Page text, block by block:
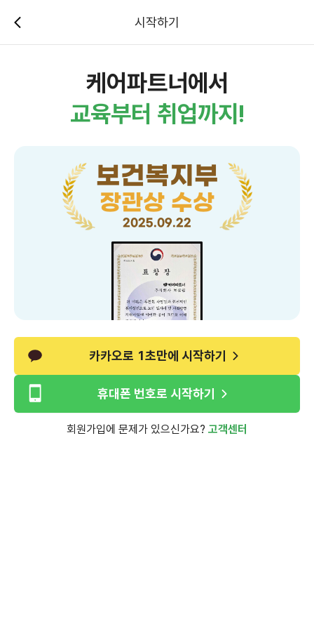
시작하기
케어파트너에서
교육부터 취업까지!
보건복지부
장관상 수상
2025.09.22
카카오로 1초만에 시작하기
휴대폰 번호로 시작하기
회원가입에 문제가 있으신가요? 고객센터